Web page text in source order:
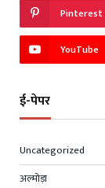
Pinterest
YouTube
ई-पेपर
Uncategorized
अल्मोड़ा